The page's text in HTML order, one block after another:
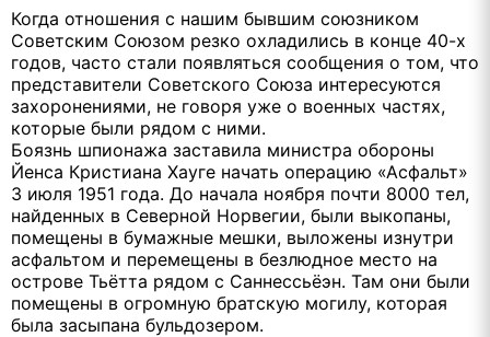
Когда отношения с нашим бывшим союзником
Советским Союзом резко охладились в конце 40-х
годов, часто стали появляться сообщения о том, что
представители Советского Союза интересуются
захоронениями, не говоря уже о военных частях,
которые были рядом с ними.
Боязнь шпионажа заставила министра обороны
Йенса Кристиана Хауге начать операцию «Асфальт»
3 июля 1951 года. До начала ноября почти 8000 тел,
найденных в Северной Норвегии, были выкопаны,
помещены в бумажные мешки, выложены изнутри
асфальтом и перемещены в безлюдное место на
острове Тьётта рядом с Саннессьёэн. Там они были
помещены в огромную братскую могилу, которая
была засыпана бульдозером.